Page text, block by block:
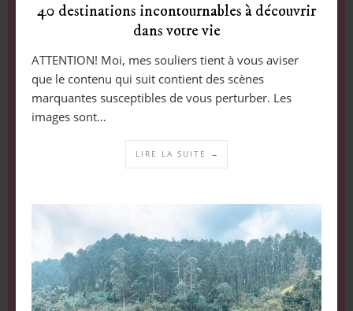
40 destinations incontournables à découvrir
dans votre vie
ATTENTION! Moi, mes souliers tient à vous aviser
que le contenu qui suit contient des scènes
marquantes susceptibles de vous perturber. Les
images sont…
LIRE LA SUITE →